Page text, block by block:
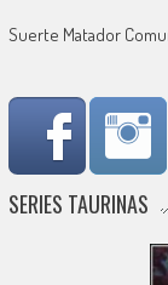
Suerte Matador
SERIES TAURINAS